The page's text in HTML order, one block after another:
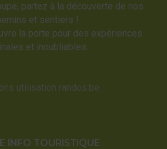
partez à la découverte de nos
et sentiers !
la porte pour des expériences
et inoubliables.
utilisation randos.be
INFO TOURISTIQUE